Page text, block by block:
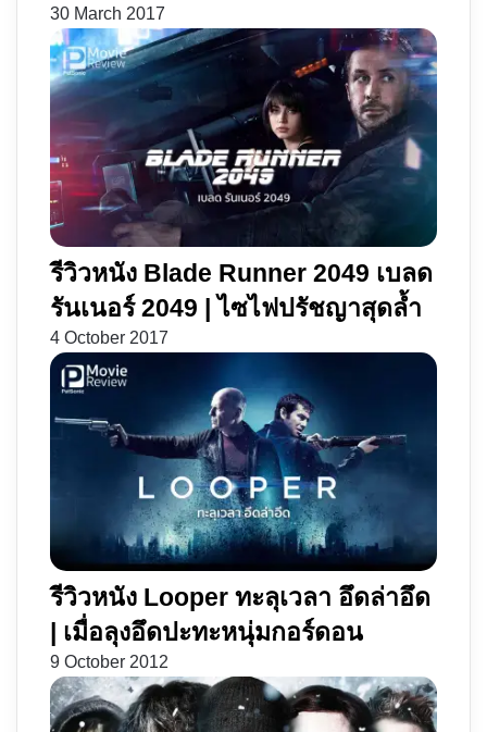
30 March 2017
รีวิวหนัง Blade Runner 2049 เบลด
รันเนอร์ 2049 | ไซไฟปรัชญาสุดล้ำ
4 October 2017
รีวิวหนัง Looper ทะลุเวลา อึดล่าอึด
| เมื่อลุงอึดปะทะหนุ่มกอร์ดอน
9 October 2012